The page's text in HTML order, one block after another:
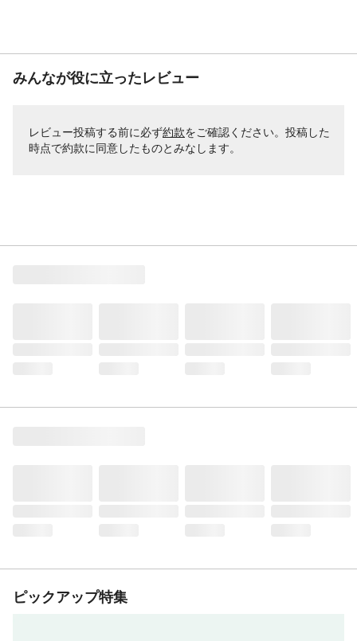
みんなが役に立ったレビュー
レビュー投稿する前に必ず約款をご確認ください。投稿した
時点で約款に同意したものとみなします。
ピックアップ特集